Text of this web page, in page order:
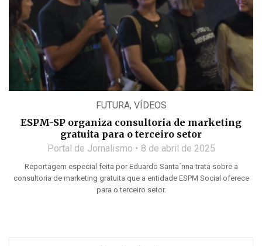
FUTURA, VÍDEOS
ESPM-SP organiza consultoria de marketing
gratuita para o terceiro setor
Portal de Jornalismo 8 de abril de 2025
Reportagem especial feita por Eduardo Santa´nna trata sobre a
consultoria de marketing gratuita que a entidade ESPM Social oferece
para o terceiro setor.